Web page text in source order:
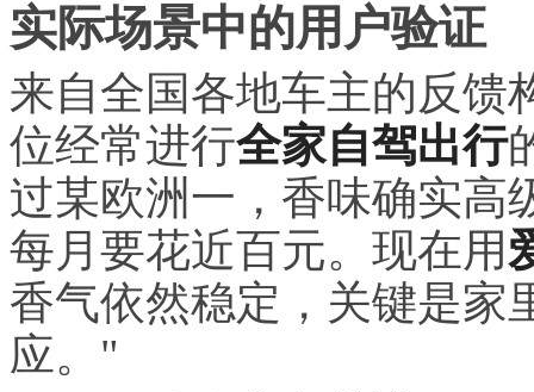
实际场景中的用户验证
来自全国各地车主的反馈
位经常进行全家自驾出行
过某欧洲一，香味确实高
每月要花近百元。现在用
香气依然稳定，关键是家
应。"